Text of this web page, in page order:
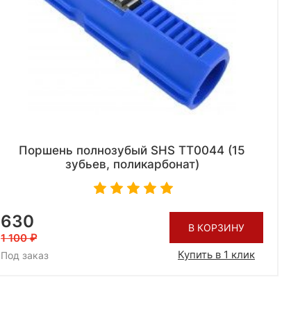
Поршень полнозубый SHS TT0044 (15
зубьев, поликарбонат)
630
1 100
Под заказ
В КОРЗИНУ
Купить в 1 клик